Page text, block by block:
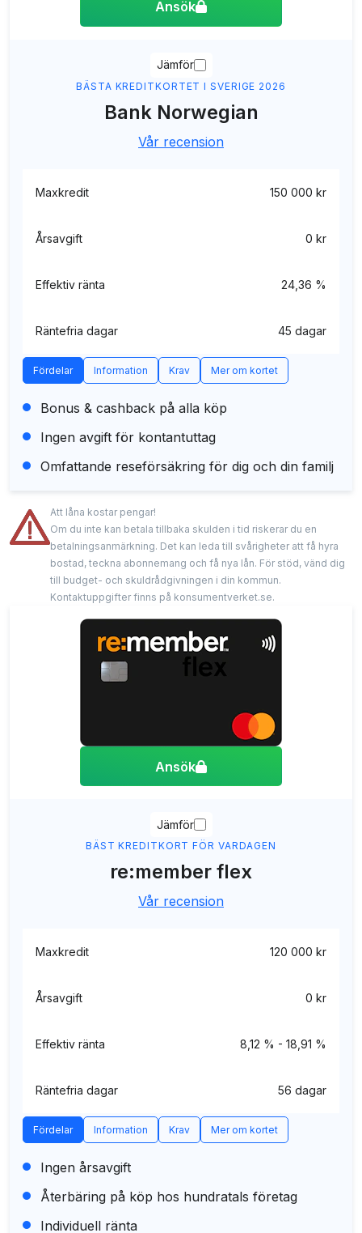
Ansök
BÄSTA KREDITKORTET I SVERIGE 2026
Jämför
Bank Norwegian
Vår recension
Maxkredit 150 000 kr
Årsavgift 0 kr
Effektiv ränta 24,36 %
Räntefria dagar 45 dagar
Fördelar Information Krav Mer om kortet
Bonus & cashback på alla köp
Ingen avgift för kontantuttag
Omfattande reseförsäkring för dig och din familj
Att låna kostar pengar!
Om du inte kan betala tillbaka skulden i tid riskerar du en
betalningsanmärkning. Det kan leda till svårigheter att få hyra
bostad, teckna abonnemang och få nya lån. För stöd, vänd dig
till budget- och skuldrådgivningen i din kommun.
Kontaktuppgifter finns på konsumentverket.se.
Ansök
BÄST KREDITKORT FÖR VARDAGEN
Jämför
re:member flex
Vår recension
Maxkredit 120 000 kr
Årsavgift 0 kr
Effektiv ränta 8,12 % - 18,91 %
Räntefria dagar 56 dagar
Fördelar Information Krav Mer om kortet
Ingen årsavgift
Återbäring på köp hos hundratals företag
Individuell ränta